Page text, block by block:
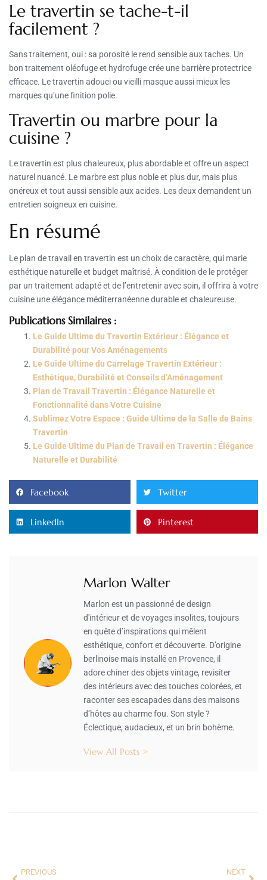
Le travertin se tache-t-il
facilement ?
Sans traitement, oui : sa porosité le rend sensible aux taches. Un
bon traitement oléofuge et hydrofuge crée une barrière protectrice
efficace. Le travertin adouci ou vieilli masque aussi mieux les
marques qu’une finition polie.
Travertin ou marbre pour la
cuisine ?
Le travertin est plus chaleureux, plus abordable et offre un aspect
naturel nuancé. Le marbre est plus noble et plus dur, mais plus
onéreux et tout aussi sensible aux acides. Les deux demandent un
entretien soigneux en cuisine.
En résumé
Le plan de travail en travertin est un choix de caractère, qui marie
esthétique naturelle et budget maîtrisé. À condition de le protéger
par un traitement adapté et de l’entretenir avec soin, il offrira à votre
cuisine une élégance méditerranéenne durable et chaleureuse.
Publications Similaires :
Le Guide Ultime du Travertin Extérieur : Élégance et
Durabilité pour Vos Aménagements
Le Guide Ultime du Carrelage Travertin Extérieur :
Esthétique, Durabilité et Conseils d’Aménagement
Plan de Travail Travertin : Élégance Naturelle et
Fonctionnalité dans Votre Cuisine
Sublimez Votre Espace : Guide Ultime de la Salle de Bains
Travertin
Le Guide Ultime du Plan de Travail en Travertin : Élégance
Naturelle et Durabilité
Facebook Twitter
LinkedIn Pinterest
Marlon Walter
Marlon est un passionné de design
d'intérieur et de voyages insolites, toujours
en quête d’inspirations qui mêlent
esthétique, confort et découverte. D’origine
berlinoise mais installé en Provence, il
adore chiner des objets vintage, revisiter
des intérieurs avec des touches colorées, et
raconter ses escapades dans des maisons
d’hôtes au charme fou. Son style ?
Éclectique, audacieux, et un brin bohème.
View All Posts >
PREVIOUS NEXT